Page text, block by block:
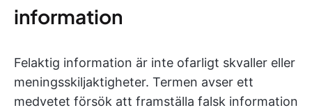
information
Felaktig information är inte ofarligt skvaller eller
meningsskiljaktigheter. Termen avser ett
medvetet försök att framställa falsk information